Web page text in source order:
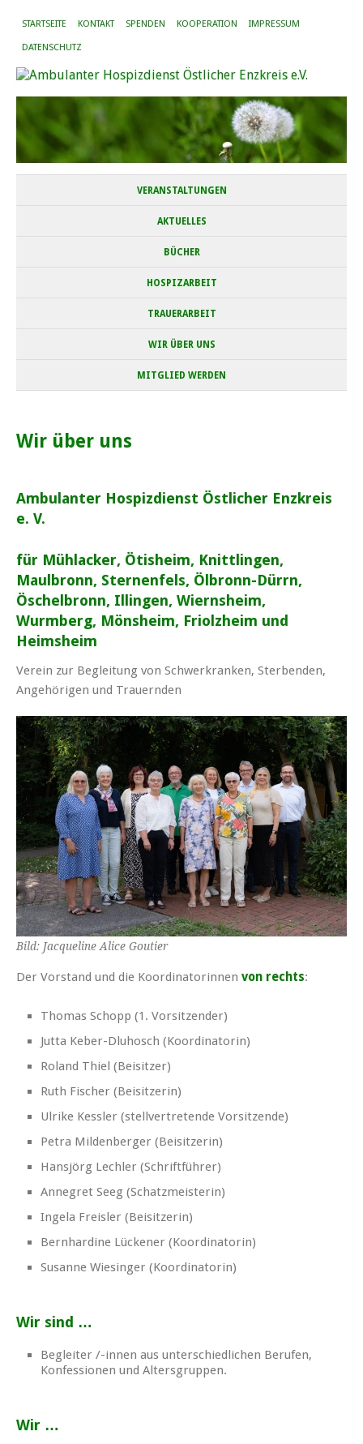
STARTSEITE KONTAKT SPENDEN KOOPERATION IMPRESSUM
DATENSCHUTZ
VERANSTALTUNGEN
AKTUELLES
BÜCHER
HOSPIZARBEIT
TRAUERARBEIT
WIR ÜBER UNS
MITGLIED WERDEN
Wir über uns
Ambulanter Hospizdienst Östlicher Enzkreis
e. V.
für Mühlacker, Ötisheim, Knittlingen,
Maulbronn, Sternenfels, Ölbronn-Dürrn,
Öschelbronn, Illingen, Wiernsheim,
Wurmberg, Mönsheim, Friolzheim und
Heimsheim
Verein zur Begleitung von Schwerkranken, Sterbenden,
Angehörigen und Trauernden
Bild: Jacqueline Alice Goutier
Der Vorstand und die Koordinatorinnen von rechts:
Thomas Schopp (1. Vorsitzender)
Jutta Keber-Dluhosch (Koordinatorin)
Roland Thiel (Beisitzer)
Ruth Fischer (Beisitzerin)
Ulrike Kessler (stellvertretende Vorsitzende)
Petra Mildenberger (Beisitzerin)
Hansjörg Lechler (Schriftführer)
Annegret Seeg (Schatzmeisterin)
Ingela Freisler (Beisitzerin)
Bernhardine Lückener (Koordinatorin)
Susanne Wiesinger (Koordinatorin)
Wir sind …
Begleiter /-innen aus unterschiedlichen Berufen,
Konfessionen und Altersgruppen.
Wir …